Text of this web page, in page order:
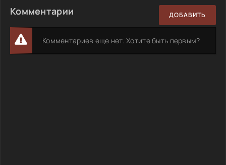
Комментарии ДОБАВИТЬ
Комментариев еще нет. Хотите быть первым?